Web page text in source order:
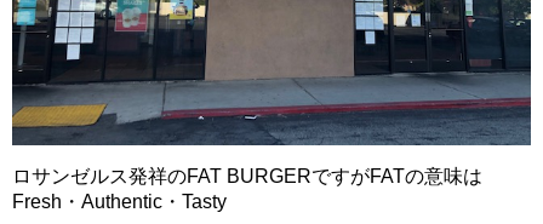
ロサンゼルス発祥のFAT BURGERですがFATの意味は
Fresh・Authentic・Tasty